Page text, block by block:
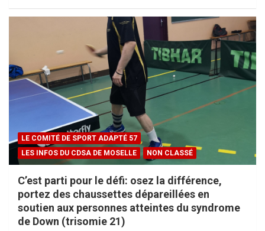
LE COMITÉ DE SPORT ADAPTÉ 57
LES INFOS DU CDSA DE MOSELLE
NON CLASSÉ
C’est parti pour le défi: osez la différence,
portez des chaussettes dépareillées en
soutien aux personnes atteintes du syndrome
de Down (trisomie 21)